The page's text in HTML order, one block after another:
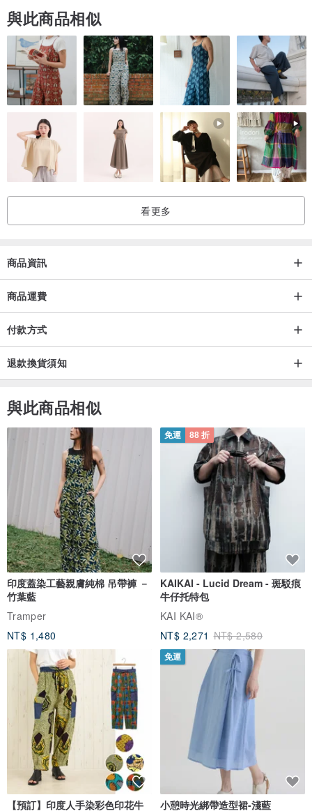
髮飾部分精心將日本和服布料以樹脂封存，
固化後，再以糖霜膠增加立體感，
並點綴金色粉末，
營造出柔和的立體感與華麗感。
在傳統之美中，加入一絲俏皮，
呈現出兼具流行感又高雅的印象。
也請您親手感受那恰到好處的立體感與質感。
方便日常配戴。
仔細挑選日本和服布料（縮緬），
同時考量花紋的呈現與平衡，
一個個手工裁切。
也請您享受每個都擁有不同風貌的，
≪*購買時請務必選擇設計編號。≫
這款兼具優雅與實用性的髮飾（Hair Wrap），
是能為您的日常生活增添一點特別的單品。
也非常推薦作為生日、紀念日、聖誕節等禮物，
或是送給自己的獎勵。
更是送給喜愛日本文化與手工藝之人的完美禮物。
_____________________
讓和服之美，融入更多日常。
使用日本傳統和服布料，
設計出能融入現代生活的飾品。
穿上和服時，
明明是熟悉的自己，卻又感覺有幾分驕傲，多了幾分自信。
我們希望您能更輕鬆地享受那份特別的感受。
與此商品相似
看更多
商品資訊
商品運費
付款方式
退款換貨須知
與此商品相似
印度蓋染工藝親膚純棉 吊帶褲 －
竹葉藍
Tramper
NT$ 1,480
免運 88 折
KAIKAI - Lucid Dream - 斑駁痕
牛仔托特包
KAI KAI®
NT$ 2,271 NT$ 2,580
【預訂】印度人手染彩色印花牛
免運
小憩時光綁帶造型裙-淺藍